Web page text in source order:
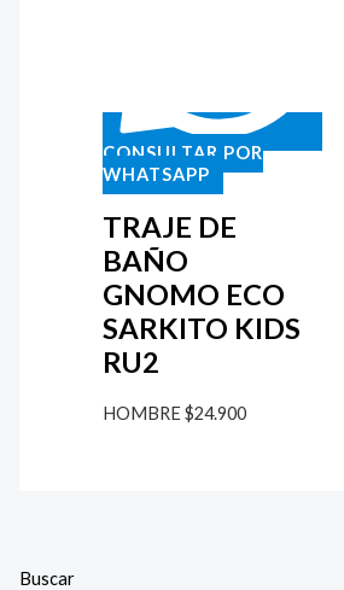
Buscar
CONSULTAR POR
WHATSAPP
TRAJE DE
BAÑO
GNOMO ECO
SARKITO KIDS
RU2
HOMBRE$24.900